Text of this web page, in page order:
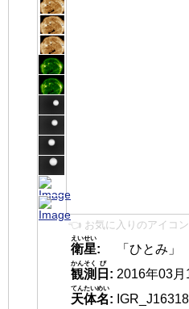
👈 お気に入りのアイコン
衛星
えいせい
:
「ひとみ」
観測
かんそく
日
び
: 2016年03
天体名
てんたいめい
: